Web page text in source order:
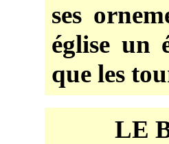
ses
église un
que les
LE